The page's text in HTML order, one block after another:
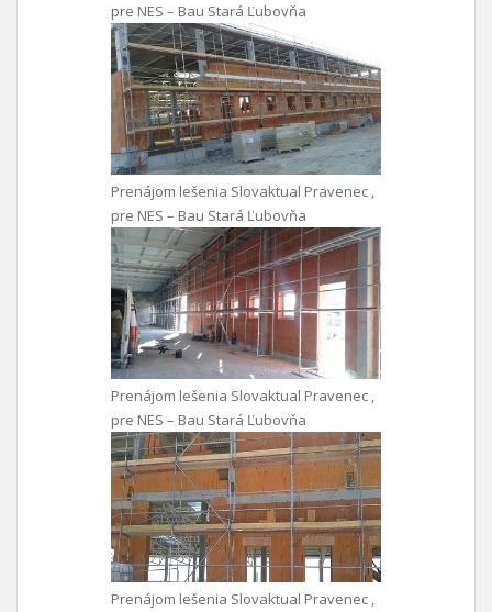
pre NES – Bau Stará Ľubovňa
Prenájom lešenia Slovaktual Pravenec ,
pre NES – Bau Stará Ľubovňa
Prenájom lešenia Slovaktual Pravenec ,
pre NES – Bau Stará Ľubovňa
Prenájom lešenia Slovaktual Pravenec ,